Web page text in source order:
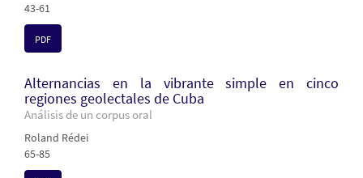
43-61
PDF
Alternancias en la vibrante simple en cinco
regiones geolectales de Cuba
Análisis de un corpus oral
Roland Rédei
65-85